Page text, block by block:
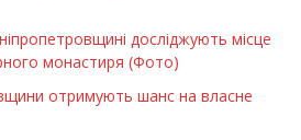
досліджують місце
монастиря (Фото)
отримують шанс на власне